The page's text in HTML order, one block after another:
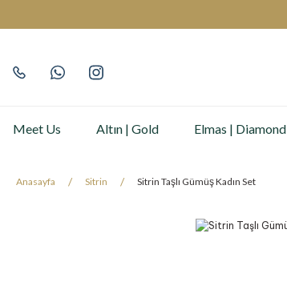
Meet Us Altın | Gold Elmas | Diamond
Anasayfa Sitrin Sitrin Taşlı Gümüş Kadın Set